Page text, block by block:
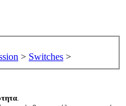
> Switches >
.